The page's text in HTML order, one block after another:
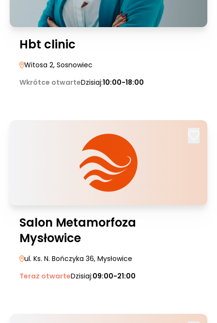
Hbt clinic
Witosa 2, Sosnowiec
Wkrótce otwarteDzisiaj:10:00-18:00
Salon Metamorfoza
Mysłowice
ul. Ks. N. Bończyka 36, Mysłowice
Teraz otwarteDzisiaj:09:00-21:00